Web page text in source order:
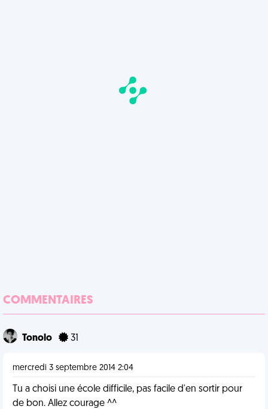
COMMENTAIRES
Tonolo 31
mercredi 3 septembre 2014 2:04
Tu a choisi une école difficile, pas facile d'en sortir pour
de bon. Allez courage ^^